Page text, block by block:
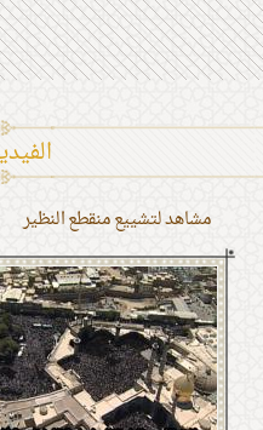
مشاهد لتشييع منقطع النظير